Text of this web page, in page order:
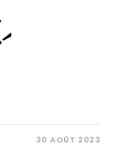
30 AOÛT 2023